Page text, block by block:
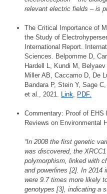
relevant electric fields – is
The Critical Importance of
the Study of
International Report.
Sciences. Belpomme D,
Hardell L, Kundi M,
Miller AB, Caccamo D, De
Bandara P, Stein Y, Sage
et al., 2021. Link, PDF.
Commentary: Proof of EHS
Reviews on Environmental
“In 2008 the first genetic
was discovered, the
polymorphism, linked with
and powerlines [2]. In 2014
were 9.7 times more likely
genotypes [3], indicating a